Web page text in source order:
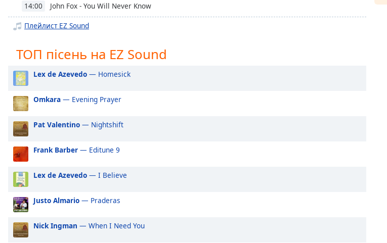
descriptions
selected
Subtitles
subtitles
settings,
subtitles
settings
dialog
subtitles
off
selected
Audio
Track
Picture-
in-
14:00 John Fox - You Will Never Know
Плейлист EZ Sound
ТОП пісень на EZ Sound
Lex de Azevedo — Homesick
Omkara — Evening Prayer
Pat Valentino — Nightshift
Frank Barber — Editune 9
Lex de Azevedo — I Believe
Justo Almario — Praderas
Nick Ingman — When I Need You